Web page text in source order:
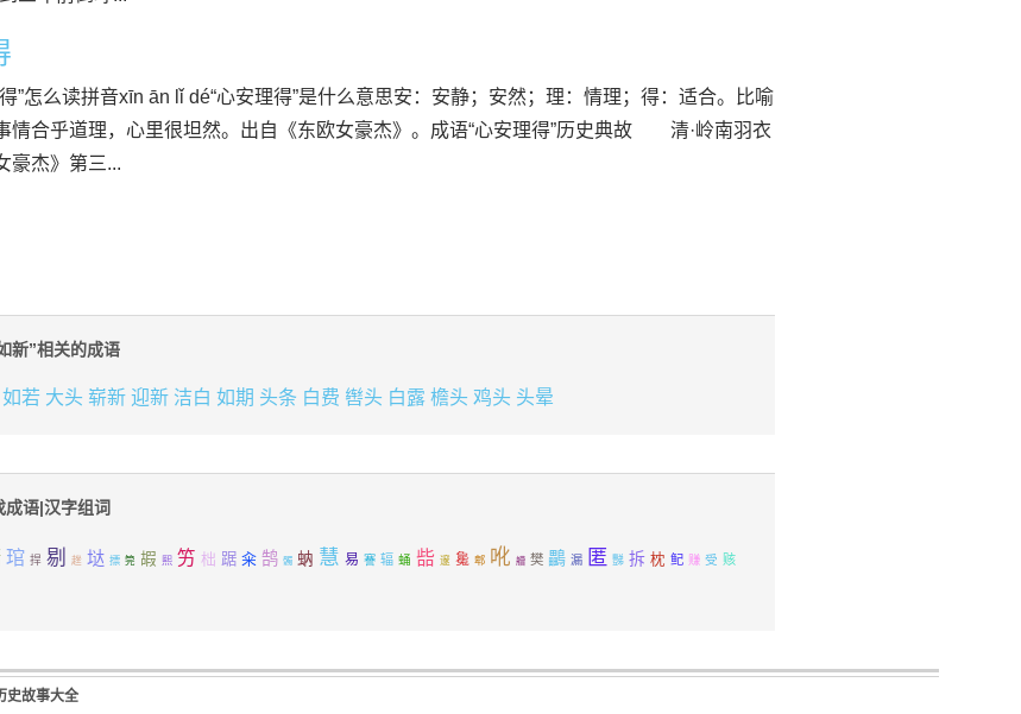
”怎么读拼音xīn ān lǐ dé“心安理得”是什么意思安：安静；安然；理：情理；得：适合。比喻
情合乎道理，心里很坦然。出自《东欧女豪杰》。成语“心安理得”历史典故 清·岭南羽衣
豪杰》第三...
新”相关的成语
如若 大头 崭新 迎新 洁白 如期 头条 白费 辔头 白露 檐头 鸡头 头晕
成语|汉字组词
琯 捍 剔 趖 垯 摽 筦 嘏 熙 竻 柮 踞 籴 鹄 髑 蚋 慧 易 謇 辐 蛹 啙 邃 毚 郫 吪 艚 樊 鸓 漏 匿 豒 拆 枕 鱾 赚 受 赅
史故事大全